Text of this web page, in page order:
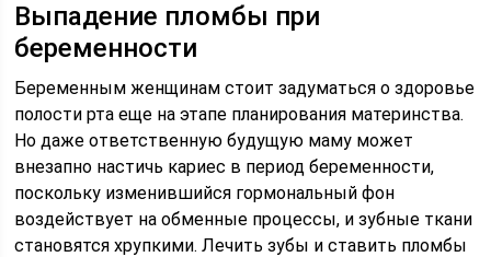
Выпадение пломбы при
беременности
Беременным женщинам стоит задуматься о здоровье
полости рта еще на этапе планирования материнства.
Но даже ответственную будущую маму может
внезапно настичь кариес в период беременности,
поскольку изменившийся гормональный фон
воздействует на обменные процессы, и зубные ткани
становятся хрупкими. Лечить зубы и ставить пломбы